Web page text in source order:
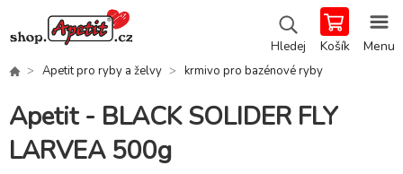
Hledej Košík Menu
Apetit pro ryby a želvy krmivo pro bazénové ryby
Apetit - BLACK SOLIDER FLY
LARVEA 500g